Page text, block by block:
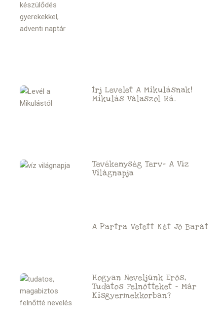
Írj Levelet A Mikulásnak!
Mikulás Válaszol Rá.
Tevékenység Terv- A Víz
Világnapja
A Partra Vetett Két Jó Barát
Hogyan Neveljünk Erős,
Tudatos Felnőtteket – Már
Kisgyermekkorban?